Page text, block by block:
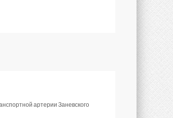
артерии Заневского